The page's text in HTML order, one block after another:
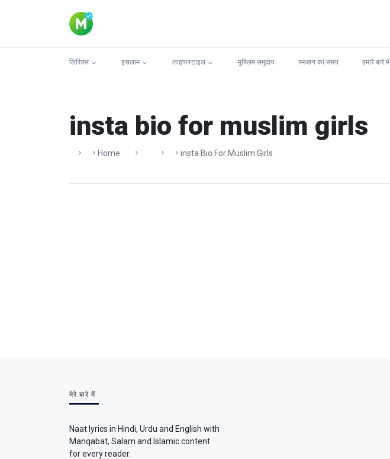
लिरिक्स इसलाम लाइफस्टाइल मुस्लिम समुदाय रमजान का समय हमारे बारे में
insta bio for muslim girls
Home Insta Bio For Muslim Girls
मेरे बारे में
Naat lyrics in Hindi, Urdu and English with
Manqabat, Salam and Islamic content
for every reader.